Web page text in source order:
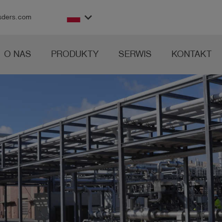
keyboard_arrow_down
O NAS PRODUKTY SERWIS KONTAKT